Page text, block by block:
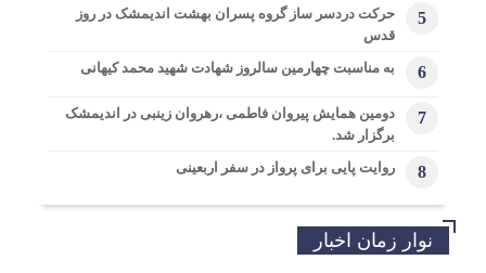
5
حرکت دردسر ساز گروه پسران بهشت اندیمشک در روز
قدس
6 به مناسبت چهارمین سالروز شهادت شهید محمد کیهانی
7
دومین همایش پیروان فاطمی ،رهروان زینبی در اندیمشک
برگزار شد.
8 روایت پایی برای پرواز در سفر اربعینی
نوار زمان اخبار